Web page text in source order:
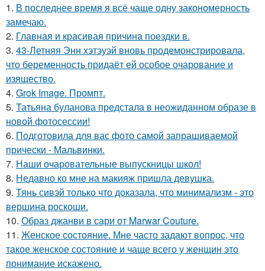
1. В последнее время я всё чаще одну закономерность
замечаю.
2. Главная и красивая причина поездки в.
3. 43-Летняя Энн хэтэуэй вновь продемонстрировала,
что беременность придаёт ей особое очарование и
изящество.
4. Grok Image. Промпт.
5. Татьяна буланова предстала в неожиданном образе в
новой фотосессии!
6. Подготовила для вас фото самой запрашиваемой
прически - Мальвинки.
7. Наши очаровательные выпускницы школ!
8. Недавно ко мне на макияж пришла девушка.
9. Тянь сивэй только что доказала, что минимализм - это
вершина роскоши.
10. Образ джанви в сари от Marwar Couture.
11. Женское состояние. Мне часто задают вопрос, что
такое женское состояние и чаще всего у женщин это
понимание искажено.